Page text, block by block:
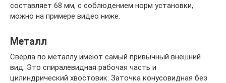
составляет 68 мм, с соблюдением норм установки,
можно на примере видео ниже.
Металл
Свёрла по металлу имеют самый привычный внешний
вид. Это спиралевидная рабочая часть и
цилиндрический хвостовик. Заточка конусовидная без